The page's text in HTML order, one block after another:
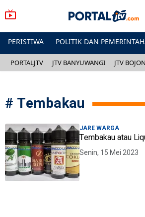
PERISTIWA POLITIK DAN
PORTALJTV JTV BANYUWANGI JTV
# Tembakau
JARE WARGA
Tembakau atau
Senin, 15 Mei 2023